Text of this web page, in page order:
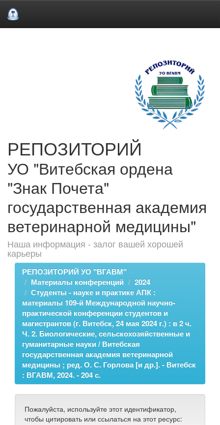
РЕПОЗИТОРИЙ
УО "Витебская ордена
"Знак Почета"
государственная академия
ветеринарной медицины"
Наша информация - залог вашей хорошей
карьеры
РЕПОЗИТОРИЙ УО "ВГАВМ"
Материалы конференций
2024
Студенты - науке и практике АПК :
материалы 109-й Международной научно-
практической конференции студентов и
магистрантов (г. Витебск, 24 мая 2024 г.) : в 2 ч.
Ч. 2. Биологические, сельскохозяйственные и
гуманитарные науки / Витебская
государственная академия ветеринарной
медицины ; ред. О. С. Горлова [и др.]. - Витебск
: ВГАВМ, 2024. - 204 с.
Пожалуйста, используйте этот идентификатор,
чтобы цитировать или ссылаться на этот ресурс: